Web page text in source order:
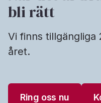
bli rätt
Vi finns tillgängliga
året.
Ring oss nu